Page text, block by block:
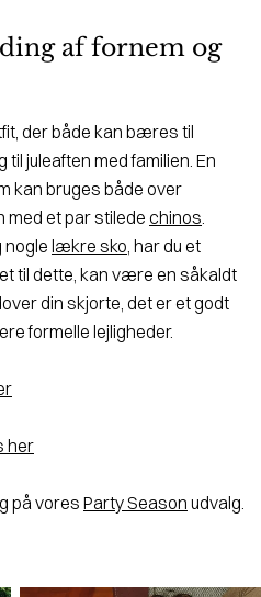
af fornem og
der både kan bæres til
juleaften med familien. En
kan bruges både over
med et par stilede chinos
nogle lækre sko , har du et
til dette, kan være en såkaldt
din skjorte, det er et godt
formelle lejligheder.
her
på vores Party Season udvalg.